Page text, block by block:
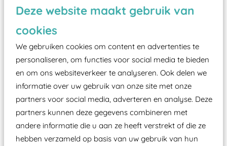
Deze website maakt gebruik van
cookies
We gebruiken cookies om content en advertenties te
personaliseren, om functies voor social media te bieden
en om ons websiteverkeer te analyseren. Ook delen we
informatie over uw gebruik van onze site met onze
partners voor social media, adverteren en analyse. Deze
partners kunnen deze gegevens combineren met
andere informatie die u aan ze heeft verstrekt of die ze
hebben verzameld op basis van uw gebruik van hun
valondergrond onder speeltoestellen verplicht is
Elk speeltoestel in de openbare ruimte voorzien
moet zijn van een typekeuring, -plaatje en
certificering, uitgegeven door een Nederlands
aangewezen keuringsinstantie?
Wij ook speeltoestellen kunnen laten keuren zodat
ze toch binnen het Warenwetbesluit Attractie- en
Speeltoestellen vallen?